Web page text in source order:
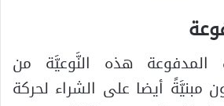
المدفوعة هذه النَّوعيَّة من
مبنيَّةً أيضا على الشراء لحركة